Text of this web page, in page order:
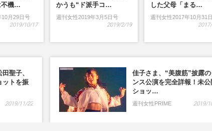
不機…
10月29日号
2019/10/17
かうも“ド派手コ…
週刊女性2019年3月5日号
2019/2/19
した父母「まる…
週刊女性2017年10月31
聖子、
ットを振
2019/11/22
佳子さま、“美腹筋”披露
ンス公演を完全詳報！未公
ショッ…
週刊女性PRIME 2019/